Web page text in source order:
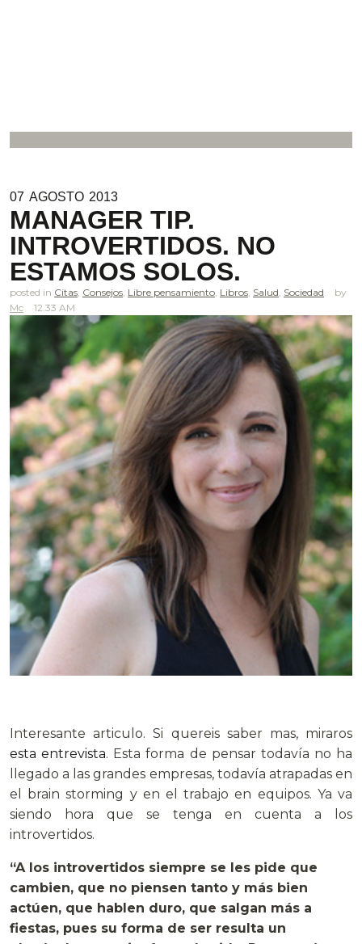
07 AGOSTO 2013
MANAGER TIP.
INTROVERTIDOS. NO
ESTAMOS SOLOS.
posted in Citas Consejos Libre pensamiento Libros Salud Sociedad
Mc
12.33 AM
Interesante articulo. Si quereis saber mas, miraros
esta entrevista. Esta forma de pensar todavía no ha
llegado a las grandes empresas, todavía atrapadas en
el brain storming y en el trabajo en equipos. Ya va
siendo hora que se tenga en cuenta a los
introvertidos.
“A los introvertidos siempre se les pide que
cambien, que no piensen tanto y más bien
actúen, que hablen duro, que salgan más a
fiestas, pues su forma de ser resulta un